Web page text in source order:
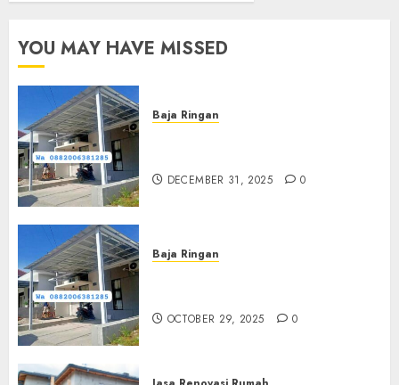
YOU MAY HAVE MISSED
Baja Ringan
DECEMBER 31, 2025 0
Baja Ringan
OCTOBER 29, 2025 0